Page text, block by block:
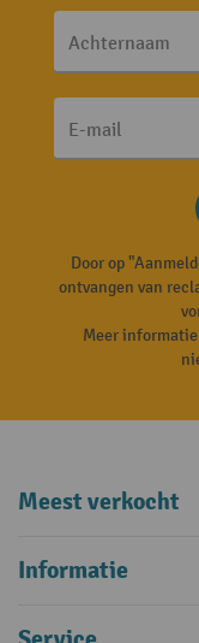
Achternaam
E-mail
Door op
ontvangen van
Meer informatie
Meest verkocht
Informatie